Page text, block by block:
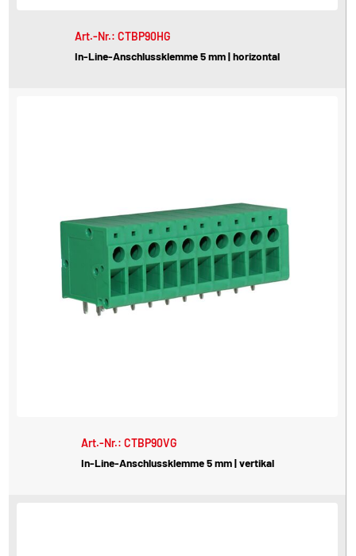
Art.-Nr.: CTBP90HG
In-Line-Anschlussklemme 5 mm | horizontal
Art.-Nr.: CTBP90VG
In-Line-Anschlussklemme 5 mm | vertikal